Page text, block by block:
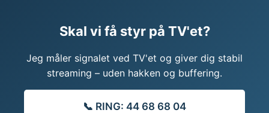
Skal vi få styr på TV'et?
Jeg måler signalet ved TV'et og giver dig stabil
streaming – uden hakken og buffering.
📞 RING: 44 68 68 04